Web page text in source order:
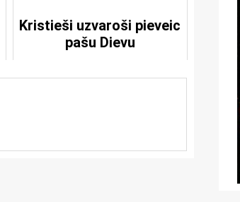
Kristieši uzvaroši pieveic
pašu Dievu